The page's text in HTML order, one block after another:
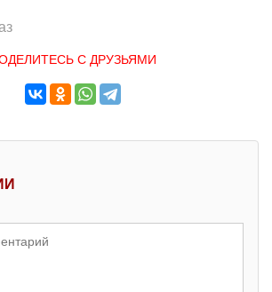
С ДРУЗЬЯМИ